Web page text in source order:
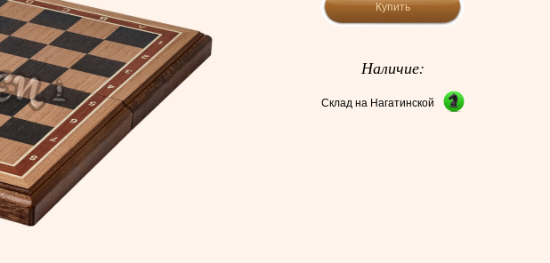
Купить
Наличие:
Склад на Нагатинской